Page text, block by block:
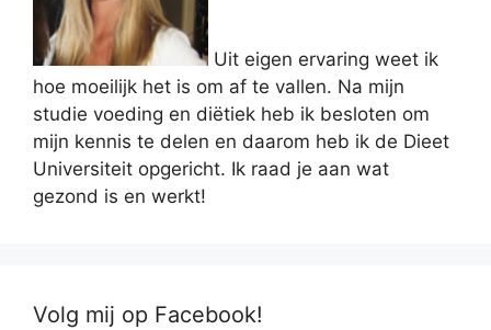
Uit eigen ervaring weet ik
hoe moeilijk het is om af te vallen. Na mijn
studie voeding en diëtiek heb ik besloten om
mijn kennis te delen en daarom heb ik de Dieet
Universiteit opgericht. Ik raad je aan wat
gezond is en werkt!
Volg mij op Facebook!